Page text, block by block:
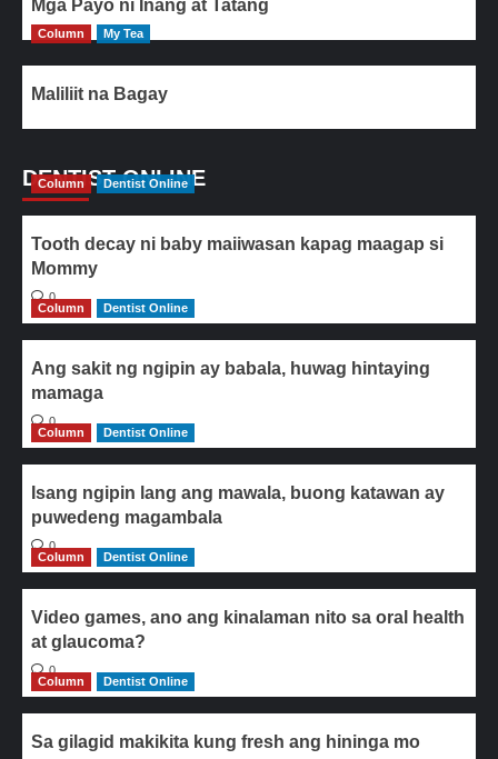
Mga Payo ni Inang at Tatang
Column My Tea
Maliliit na Bagay
DENTIST ONLINE
Column Dentist Online
Tooth decay ni baby maiiwasan kapag maagap si
Mommy
0
Column
Dentist Online
Ang sakit ng ngipin ay babala, huwag hintaying
mamaga
0
Column
Dentist Online
Isang ngipin lang ang mawala, buong katawan ay
puwedeng magambala
0
Column
Dentist Online
Video games, ano ang kinalaman nito sa oral health
at glaucoma?
0
Column
Dentist Online
Sa gilagid makikita kung fresh ang hininga mo